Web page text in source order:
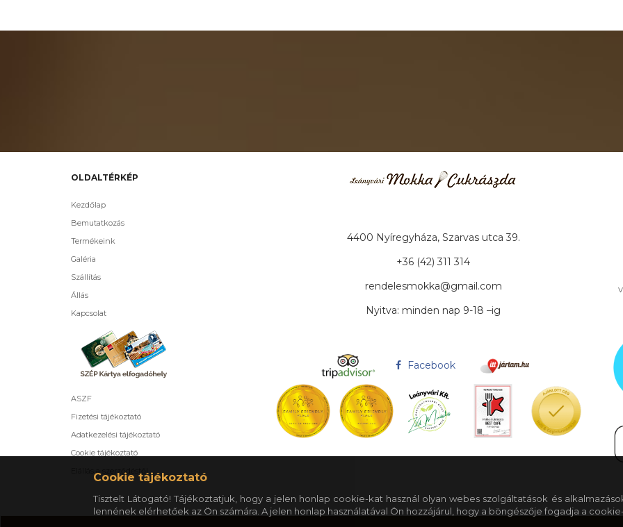
OLDALTÉRKÉP
Kezdőlap
Bemutatkozás
Termékeink
Galéria
Szállítás
Állás
Kapcsolat
ASZF
Fizetési tájékoztató
Adatkezelési tájékoztató
Cookie tájékoztató
Elállás a szerződéstől
4400 Nyíregyháza, Szarvas utca 39.
+36 (42) 311 314
rendelesmokka@gmail.com
Nyitva: minden nap 9-18 –ig
Facebook
Cookie tájékoztató
Tisztelt Látogató! Tájékoztatjuk, hogy a jelen honlap cookie-kat használ olyan webes szolgáltatások és
lennének elérhetőek az Ön számára. A jelen honlap használatával Ön hozzájárul, hogy a böngészője fogadja a